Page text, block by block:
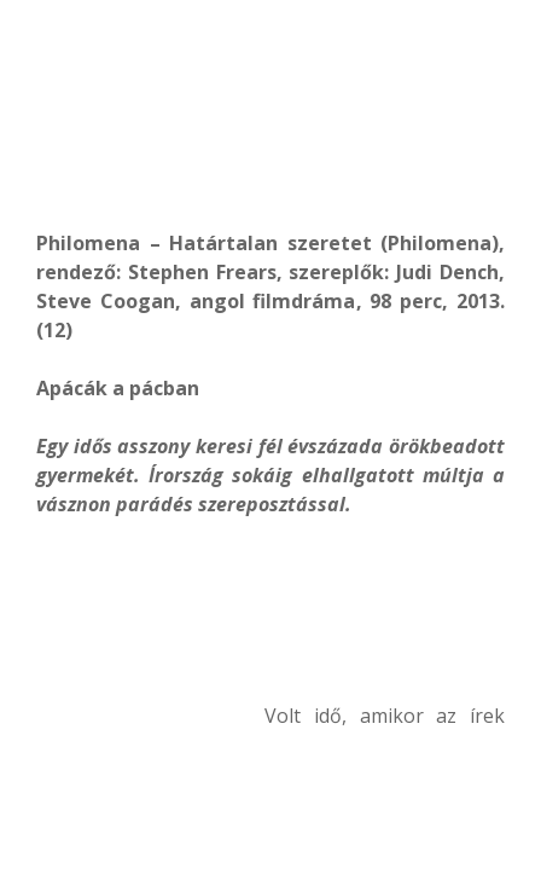
Philomena – Határtalan szeretet (Philomena),
rendező: Stephen Frears, szereplők: Judi Dench,
Steve Coogan, angol filmdráma, 98 perc, 2013.
(12)
Apácák a pácban
Egy idős asszony keresi fél évszázada örökbeadott
gyermekét. Írország sokáig elhallgatott múltja a
vásznon parádés szereposztással.
Volt idő, amikor az írek